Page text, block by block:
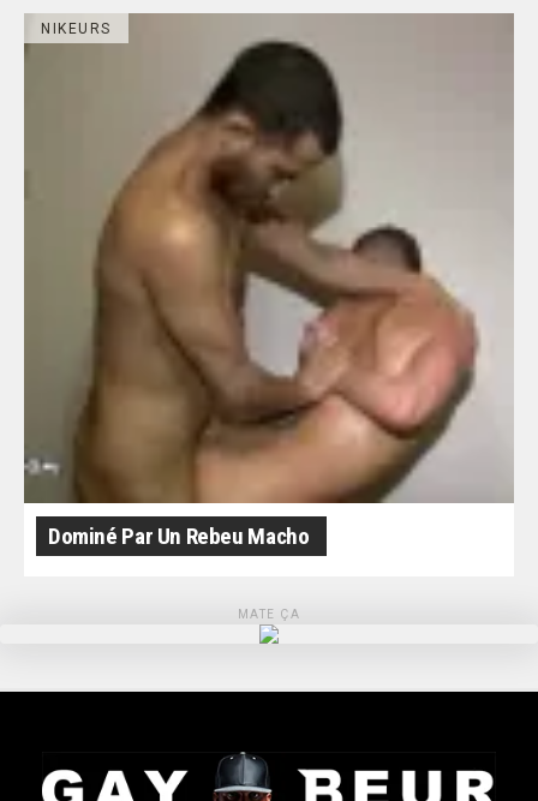
NIKEURS
Dominé Par Un Rebeu Macho
MATE ÇA